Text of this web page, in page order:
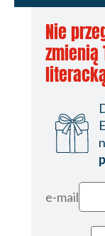
Nie
zmienią
e-mail